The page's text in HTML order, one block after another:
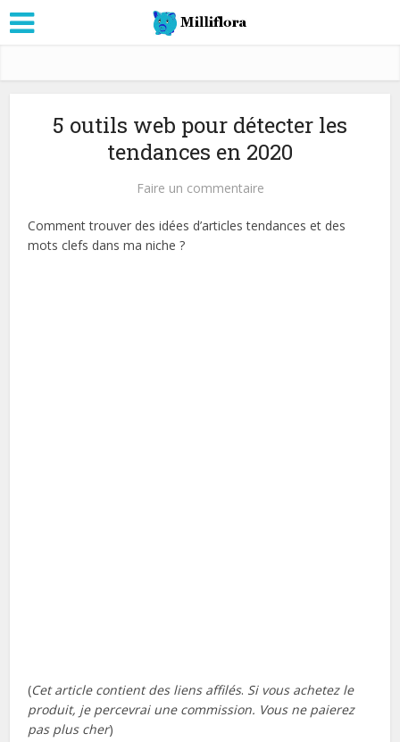
5 outils web pour détecter les
tendances en 2020
Faire un commentaire
Comment trouver des idées d’articles tendances et des
mots clefs dans ma niche ?
(Cet article contient des liens affilés. Si vous achetez le
produit, je percevrai une commission. Vous ne paierez
pas plus cher)